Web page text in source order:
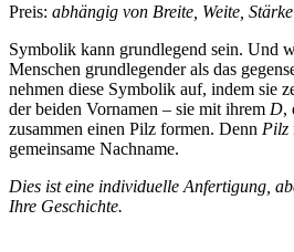
Preis: abhängig von Breite, Weite,
Symbolik kann grundlegend sein. Und
Menschen grundlegender als das
nehmen diese Symbolik auf, indem sie
der beiden Vornamen – sie mit ihrem D,
zusammen einen Pilz formen. Denn Pilz
gemeinsame Nachname.
Dies ist eine individuelle Anfertigung,
Ihre Geschichte.